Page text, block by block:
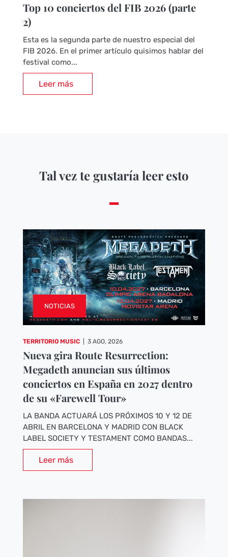
Top 10 conciertos del FIB 2026 (parte
2)
Esta es la segunda parte de nuestro especial del
FIB 2026. En el primer artículo quisimos hablar del
festival como...
Leer más
Tal vez te gustaría leer esto
NOTICIAS
TERRITORIO MUSIC 3 AGO, 2026
Nueva gira Route Resurrection:
Megadeth anuncian sus últimos
conciertos en España en 2027 dentro
de su «Farewell Tour»
LA BANDA ACTUARÁ LOS PRÓXIMOS 10 Y 12 DE
ABRIL EN BARCELONA Y MADRID CON BLACK
LABEL SOCIETY Y TESTAMENT COMO BANDAS...
Leer más